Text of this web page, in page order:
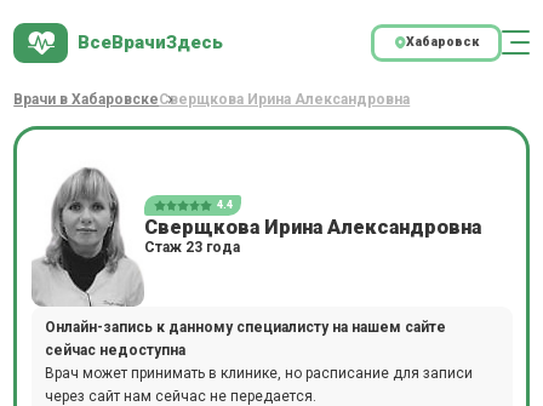
ВсеВрачиЗдесь Хабаровск
Врачи в ХабаровскеСверщкова Ирина Александровна
4.4
Сверщкова Ирина Александровна
Стаж 23 года
Онлайн-запись к данному специалисту на нашем сайте
сейчас недоступна
Врач может принимать в клинике, но расписание для записи
через сайт нам сейчас не передается.